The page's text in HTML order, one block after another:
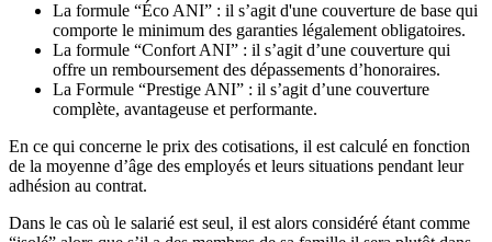
La formule “Éco ANI” : il s’agit d'une couverture de base qui
comporte le minimum des garanties légalement obligatoires.
La formule “Confort ANI” : il s’agit d’une couverture qui
offre un remboursement des dépassements d’honoraires.
La Formule “Prestige ANI” : il s’agit d’une couverture
complète, avantageuse et performante.
En ce qui concerne le prix des cotisations, il est calculé en fonction
de la moyenne d’âge des employés et leurs situations pendant leur
adhésion au contrat.
Dans le cas où le salarié est seul, il est alors considéré étant comme